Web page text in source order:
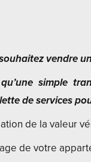
vendre
simple
de services
de la valeur
de votre